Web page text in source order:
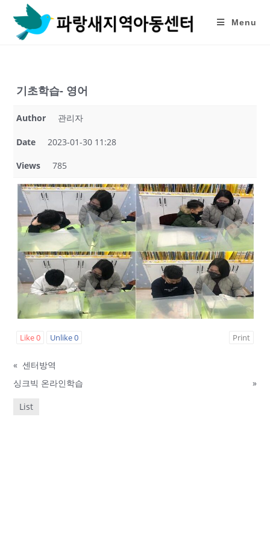
content
Menu
기초학습- 영어
Author 관리자
Date 2023-01-30 11:28
Views 785
Like0 Unlike0 Print
« 센터방역
싱크빅 온라인학습
»
List